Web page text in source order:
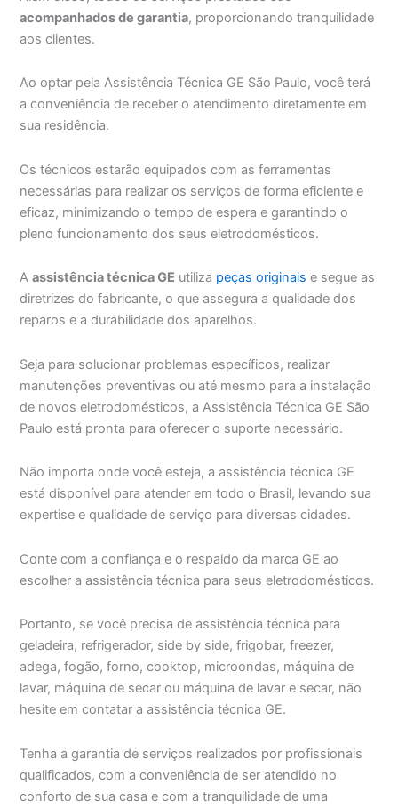
acompanhados de garantia, proporcionando tranquilidade
aos clientes.
Ao optar pela Assistência Técnica GE São Paulo, você terá
a conveniência de receber o atendimento diretamente em
sua residência.
Os técnicos estarão equipados com as ferramentas
necessárias para realizar os serviços de forma eficiente e
eficaz, minimizando o tempo de espera e garantindo o
pleno funcionamento dos seus eletrodomésticos.
Aassistência técnica GE utiliza peças originais e segue as
diretrizes do fabricante, o que assegura a qualidade dos
reparos e a durabilidade dos aparelhos.
Seja para solucionar problemas específicos, realizar
manutenções preventivas ou até mesmo para a instalação
de novos eletrodomésticos, a Assistência Técnica GE São
Paulo está pronta para oferecer o suporte necessário.
Não importa onde você esteja, a assistência técnica GE
está disponível para atender em todo o Brasil, levando sua
expertise e qualidade de serviço para diversas cidades.
Conte com a confiança e o respaldo da marca GE ao
escolher a assistência técnica para seus eletrodomésticos.
Portanto, se você precisa de assistência técnica para
geladeira, refrigerador, side by side, frigobar, freezer,
adega, fogão, forno, cooktop, microondas, máquina de
lavar, máquina de secar ou máquina de lavar e secar, não
hesite em contatar a assistência técnica GE.
Tenha a garantia de serviços realizados por profissionais
qualificados, com a conveniência de ser atendido no
conforto de sua casa e com a tranquilidade de uma